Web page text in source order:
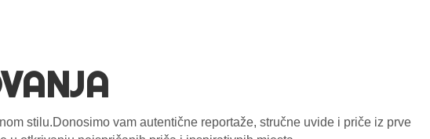
stilu.Donosimo vam autentične reportaže, stručne uvide i priče iz prve